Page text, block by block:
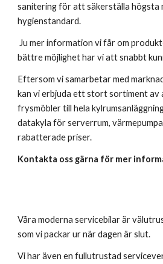
sanitering för att säkerställa högsta
hygienstandard.
Ju mer information vi får om
bättre möjlighet har vi att snabbt
Eftersom vi samarbetar med
kan vi erbjuda ett stort sortiment av
frysmöbler till hela
datakyla för serverrum,
rabatterade priser.
Kontakta oss gärna för mer
Våra moderna servicebilar är
som vi packar ur när dagen är slut.
Vi har även en fullutrustad